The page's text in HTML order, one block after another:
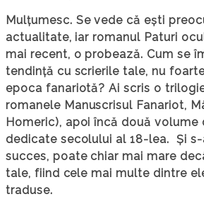
Mulțumesc. Se vede că ești
actualitate, iar romanul Paturi
mai recent, o probează. Cum se
tendință cu scrierile tale, nu
epoca fanariotă? Ai scris o
romanele Manuscrisul Fanariot,
Homeric), apoi încă două volume
dedicate secolului al 18-lea. Și
succes, poate chiar mai mare
tale, fiind cele mai multe dintre
traduse.